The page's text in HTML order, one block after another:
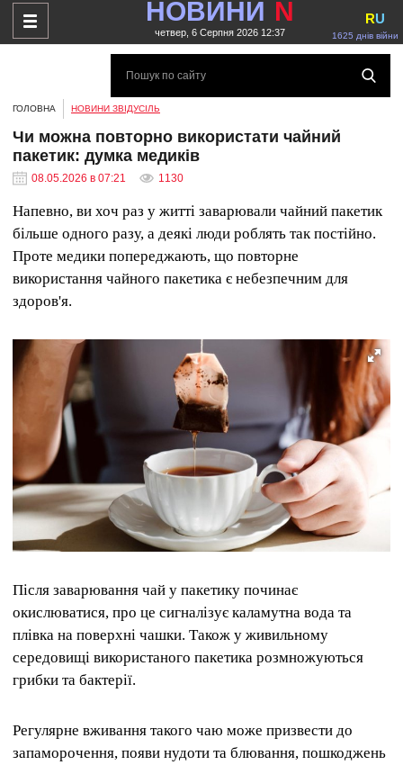
НОВИНИ N
четвер, 6 Серпня 2026 12:37 1625 днів війни
RU
ГОЛОВНА НОВИНИ ЗВІДУСІЛЬ
Чи можна повторно використати чайний
пакетик: думка медиків
08.05.2026 в 07:21 1130
Напевно, ви хоч раз у житті заварювали чайний пакетик
більше одного разу, а деякі люди роблять так постійно.
Проте медики попереджають, що повторне
використання чайного пакетика є небезпечним для
здоров'я.
Після заварювання чай у пакетику починає
окислюватися, про це сигналізує каламутна вода та
плівка на поверхні чашки. Також у живильному
середовищі використаного пакетика розмножуються
грибки та бактерії.
Регулярне вживання такого чаю може призвести до
запаморочення, появи нудоти та блювання, пошкоджень